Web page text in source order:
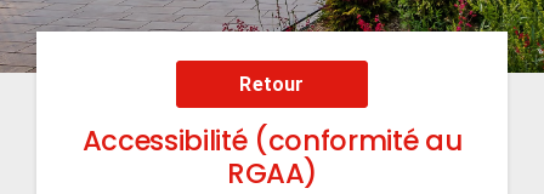
Retour
Accessibilité (conformité au
RGAA)